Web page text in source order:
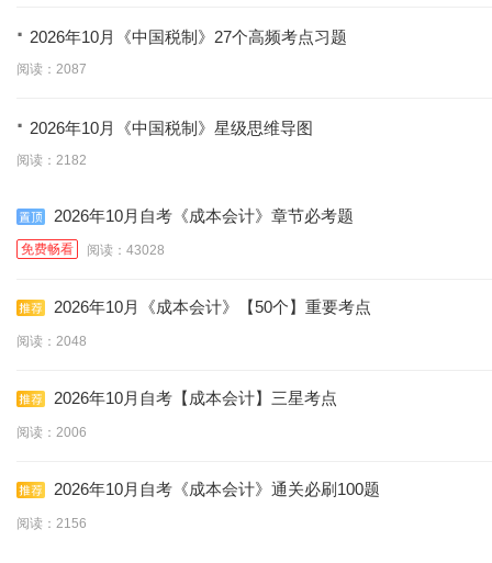
· 2026年10月《中国税制》27个高频考点习题
阅读：2087
· 2026年10月《中国税制》星级思维导图
阅读：2182
2026年10月自考《成本会计》章节必考题
免费畅看 阅读：43028
2026年10月《成本会计》【50个】重要考点
阅读：2048
2026年10月自考【成本会计】三星考点
阅读：2006
2026年10月自考《成本会计》通关必刷100题
阅读：2156